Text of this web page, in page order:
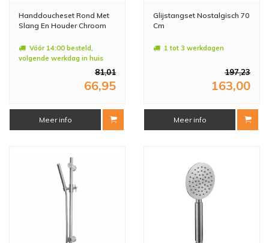
Handdoucheset Rond Met
Slang En Houder Chroom
Vóór 14:00 besteld,
volgende werkdag in huis
81,01
66,95
Meer info
Glijstangset Nostalgisch 70
Cm
1 tot 3 werkdagen
197,23
163,00
Meer info